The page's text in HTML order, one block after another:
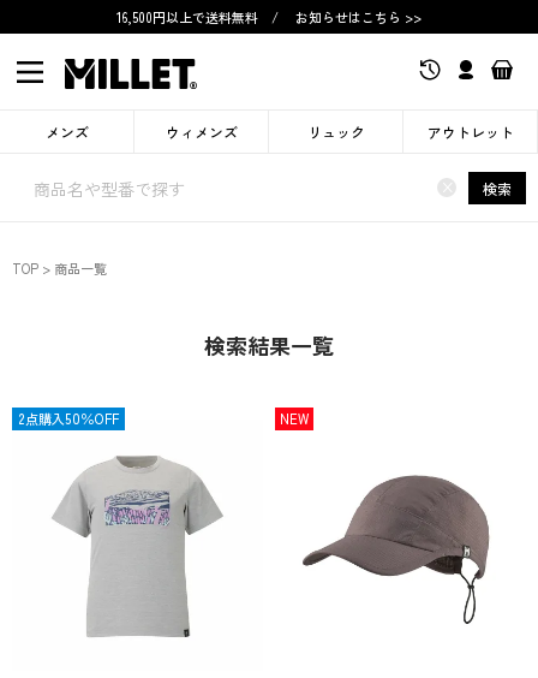
16,500円以上で送料無料 / お知らせはこちら >>
メンズ ウィメンズ リュック アウトレット
× 検索
TOP 商品一覧
検索結果一覧
OUTLET
2点購入50％OFF NEW